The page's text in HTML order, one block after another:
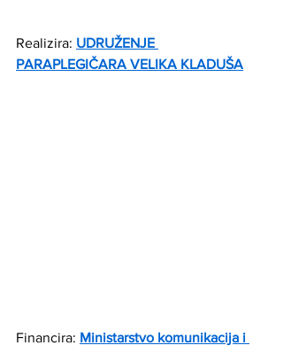
Realizira: UDRUŽENJE
PARAPLEGIČARA VELIKA KLADUŠA
Financira: Ministarstvo komunikacija i